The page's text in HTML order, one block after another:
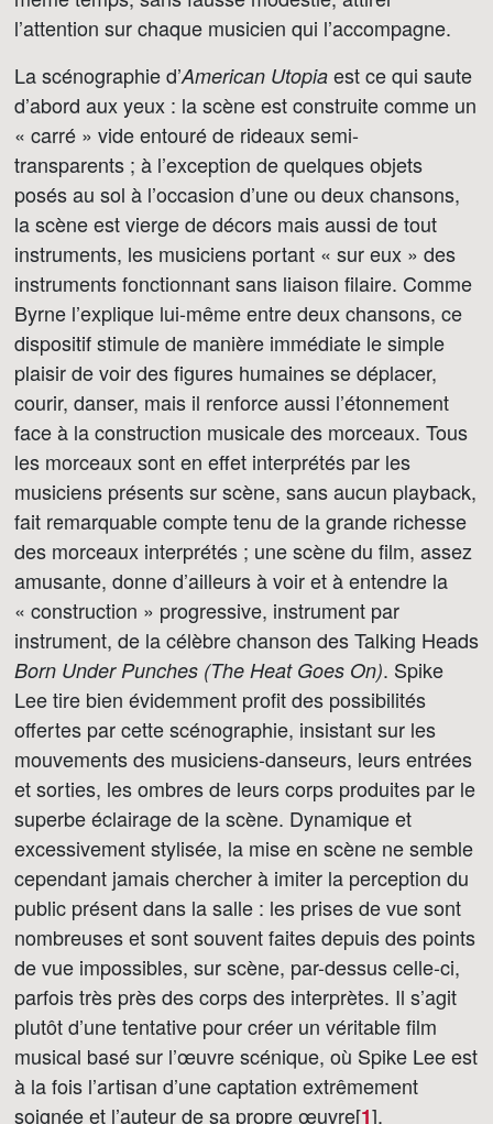
l’attention sur chaque musicien qui l’accompagne.
La scénographie d’American Utopia est ce qui saute
d’abord aux yeux : la scène est construite comme un
« carré » vide entouré de rideaux semi-
transparents ; à l’exception de quelques objets
posés au sol à l’occasion d’une ou deux chansons,
la scène est vierge de décors mais aussi de tout
instruments, les musiciens portant « sur eux » des
instruments fonctionnant sans liaison filaire. Comme
Byrne l’explique lui-même entre deux chansons, ce
dispositif stimule de manière immédiate le simple
plaisir de voir des figures humaines se déplacer,
courir, danser, mais il renforce aussi l’étonnement
face à la construction musicale des morceaux. Tous
les morceaux sont en effet interprétés par les
musiciens présents sur scène, sans aucun playback,
fait remarquable compte tenu de la grande richesse
des morceaux interprétés ; une scène du film, assez
amusante, donne d’ailleurs à voir et à entendre la
« construction » progressive, instrument par
instrument, de la célèbre chanson des Talking Heads
Born Under Punches (The Heat Goes On). Spike
Lee tire bien évidemment profit des possibilités
offertes par cette scénographie, insistant sur les
mouvements des musiciens-danseurs, leurs entrées
et sorties, les ombres de leurs corps produites par le
superbe éclairage de la scène. Dynamique et
excessivement stylisée, la mise en scène ne semble
cependant jamais chercher à imiter la perception du
public présent dans la salle : les prises de vue sont
nombreuses et sont souvent faites depuis des points
de vue impossibles, sur scène, par-dessus celle-ci,
parfois très près des corps des interprètes. Il s’agit
plutôt d’une tentative pour créer un véritable film
musical basé sur l’œuvre scénique, où Spike Lee est
à la fois l’artisan d’une captation extrêmement
soignée et l’auteur de sa propre œuvre[1].